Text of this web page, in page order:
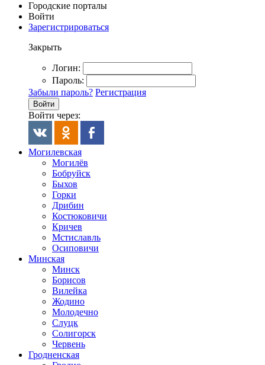
Городские порталы
Войти
Зарегистрироваться
Закрыть
Логин:
Пароль:
Забыли пароль? Регистрация
Войти
Войти через:
Могилевская
Могилёв
Бобруйск
Быхов
Горки
Дрибин
Костюковичи
Кричев
Мстиславль
Осиповичи
Минская
Минск
Борисов
Вилейка
Жодино
Молодечно
Слуцк
Солигорск
Червень
Гродненская